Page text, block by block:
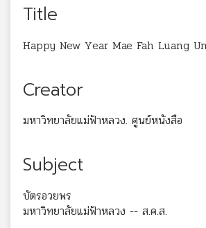
Title
Happy New Year Mae Fah Luang
Creator
มหาวิทยาลัยแม่ฟ้าหลวง. ศูนย์หนังสือ
Subject
บัตรอวยพร
มหาวิทยาลัยแม่ฟ้าหลวง -- ส.ค.ส.